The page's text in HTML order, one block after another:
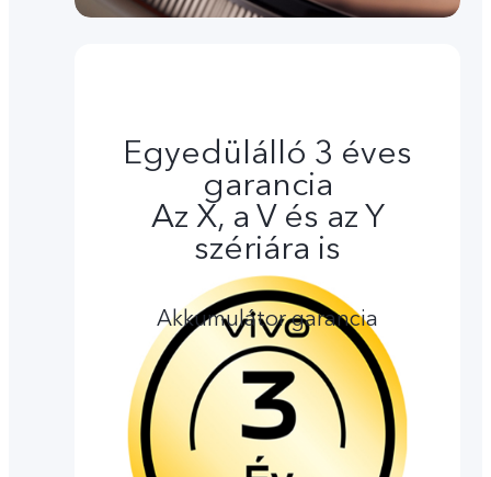
Egyedülálló 3 éves
garancia
Az X, a V és az Y
szériára is
Akkumulátor garancia